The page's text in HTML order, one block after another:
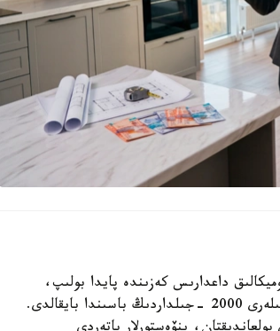
80 -جىلدارىنداعى ەكونوميكالىق داعدارىس كەزىندە پايدا بولىپ،
كەيىن الەمنىڭ كوپتەگەن ەلىنە تارادى. قازاقستاندا ونىڭ العاشقى بەلگىلەرى 2000 -جىلداردىڭ باسىندا بايقالدى.